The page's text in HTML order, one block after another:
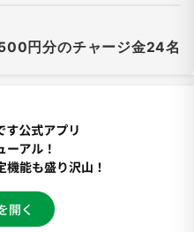
円分のチャージ金24名